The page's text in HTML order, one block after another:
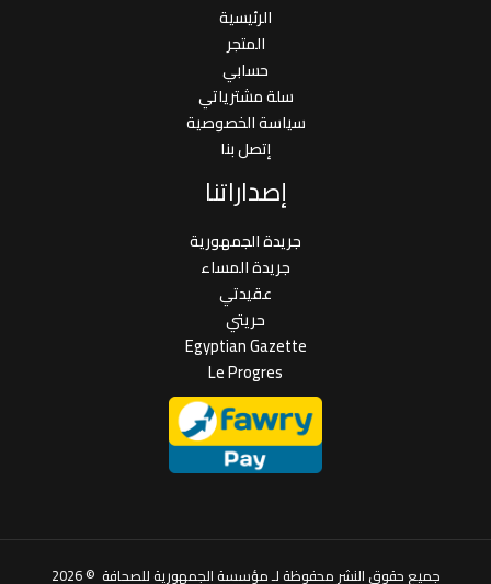
الرئيسية
المتجر
حسابي
سلة مشترياتي
سياسة الخصوصية
إتصل بنا
إصداراتنا
جريدة الجمهورية
جريدة المساء
عقيدتي
حريتي
Egyptian Gazette
Le Progres
جميع حقوق النشر محفوظة لـ مؤسسة الجمهورية للصحافة © 2026